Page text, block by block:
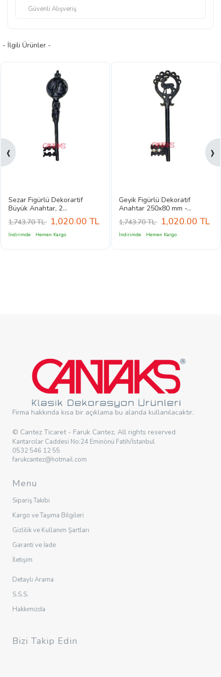
Güvenli Alışveriş
- İlgili Ürünler -
Sezar Figürlü Dekorartif
Büyük Anahtar, 2...
1,743.70 TL 1,020.00 TL
İndirimde Hemen Kargo
Geyik Figürlü Dekoratif
Anahtar 250x80 mm -...
1,743.70 TL 1,020.00 TL
İndirimde Hemen Kargo
‹ ›
Firma hakkında kısa bir açıklama bu alanda kullanılacaktır.
© Cantez Ticaret - Faruk Cantez, All rights reserved
Kantarcılar Caddesi No:24 Eminönü Fatih/İstanbul
0532 546 12 55
farukcantez@hotmail.com
Menu
Sipariş Takibi
Kargo ve Taşıma Bilgileri
Gizlilik ve Kullanım Şartları
Garanti ve İade
İletişim
Detaylı Arama
S.S.S.
Hakkımızda
Bizi Takip Edin